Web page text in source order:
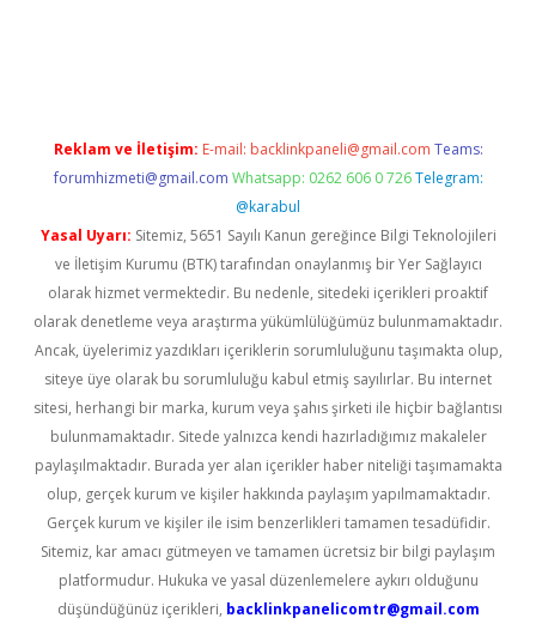
Reklam ve İletişim: E-mail: backlinkpaneli@gmail.com Teams:
forumhizmeti@gmail.com Whatsapp: 0262 606 0 726 Telegram:
@karabul
Yasal Uyarı: Sitemiz, 5651 Sayılı Kanun gereğince Bilgi Teknolojileri
ve İletişim Kurumu (BTK) tarafından onaylanmış bir Yer Sağlayıcı
olarak hizmet vermektedir. Bu nedenle, sitedeki içerikleri proaktif
olarak denetleme veya araştırma yükümlülüğümüz bulunmamaktadır.
Ancak, üyelerimiz yazdıkları içeriklerin sorumluluğunu taşımakta olup,
siteye üye olarak bu sorumluluğu kabul etmiş sayılırlar. Bu internet
sitesi, herhangi bir marka, kurum veya şahıs şirketi ile hiçbir bağlantısı
bulunmamaktadır. Sitede yalnızca kendi hazırladığımız makaleler
paylaşılmaktadır. Burada yer alan içerikler haber niteliği taşımamakta
olup, gerçek kurum ve kişiler hakkında paylaşım yapılmamaktadır.
Gerçek kurum ve kişiler ile isim benzerlikleri tamamen tesadüfidir.
Sitemiz, kar amacı gütmeyen ve tamamen ücretsiz bir bilgi paylaşım
platformudur. Hukuka ve yasal düzenlemelere aykırı olduğunu
düşündüğünüz içerikleri, backlinkpanelicomtr@gmail.com